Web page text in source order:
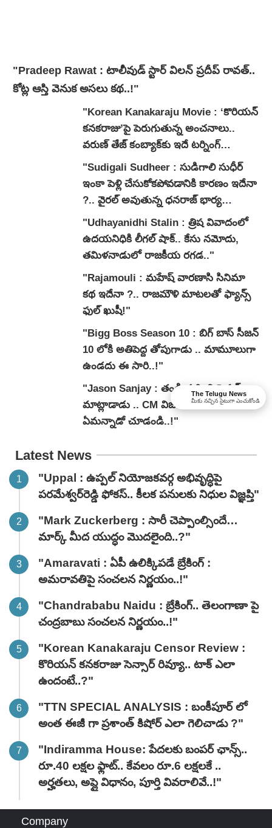
"Pradeep Rawat : టాలీవుడ్ స్టార్ విలన్ ప్రదీప్ రావత్..
కోట్ల ఆస్తి వెనుక అసలు కథ..!"
"Korean Kanakaraju Movie : ‘కొరియన్
కనకరాజు’పై పెరుగుతున్న అంచనాలు..
వరుణ్ తేజ్ కంబ్యాక్‌కు ఇదే టర్నింగ్
పాయింట్ అవుతుందా?"
"Sudigali Sudheer : సుడిగాలి సుధీర్
ఇంకా పెళ్లి చేసుకోకపోవడానికి కారణం ఇదేనా
?.. వైరల్ అవుతున్న ధనరాజ్ భార్య
వ్యాఖ్యలు.."
"Udhayanidhi Stalin : త్రిష వివాదంలో
ఉదయనిధికి లీగల్ షాక్.. కేసు నమోదు,
తమిళనాడులో రాజకీయ రగడ.."
"Rajamouli : మహేష్ వారణాసి సినిమా
కథ ఇదేనా ?.. రాజమౌళి మాటలతో ఫ్యాన్స్
ఫుల్ ఖుషీ!"
"Bigg Boss Season 10 : బిగ్ బాస్ సీజన్
10 లోకి అతిపెద్ద తోపుగాడు .. మామూలుగా
ఉండదు ఈ సారి..!"
"Jason Sanjay : తండ్రి గురించి ఫైనల్ గా
మాట్లాడాడు .. CM విజయ్ కొడుకు
ఏమన్నాడో చూడండి..!"
Latest News
"Uppal : ఉప్పల్ నియోజకవర్గ అభివృద్ధిపై
పరమేశ్వర్‌రెడ్డి ఫోకస్.. కీలక పనులకు నిధుల విజ్ఞప్తి"
"Mark Zuckerberg : సారీ చెప్పాంల్సిందే…
మార్క్ మీద యుద్ధం మొదలైంది..?"
"Amaravati : ఏపీ ఉలిక్కిపడే బ్రేకింగ్ :
అమరావతిపై సంచలన నిర్ణయం..!"
"Chandrababu Naidu : బ్రేకింగ్.. తెలంగాణా పై
చంద్రబాబు సంచలన నిర్ణయం..!"
"Korean Kanakaraju Censor Review :
కొరియన్ కనకరాజు సెన్సార్ రివ్యూ.. టాక్ ఎలా
ఉందంటే..?"
"TTN SPECIAL ANALYSIS : బంకీపూర్ లో
అంత ఈజీ గా ప్రశాంత్ కిషోర్ ఎలా గెలిచాడు ?"
"Indiramma House: పేదలకు బంపర్ ఛాన్స్..
రూ.40 లక్షల ఫ్లాట్.. కేవలం రూ.6 లక్షలకే ..
అర్హతలు, అప్లై విధానం, పూర్తి వివరాలివే..!"
Company
The Telugu News
మీకు నచ్చిన సైటుగా ఎంచుకోండి